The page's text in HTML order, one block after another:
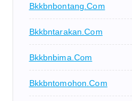
Bkkbnbontang.com
Bkkbntarakan.com
Bkkbnbima.com
Bkkbntomohon.com